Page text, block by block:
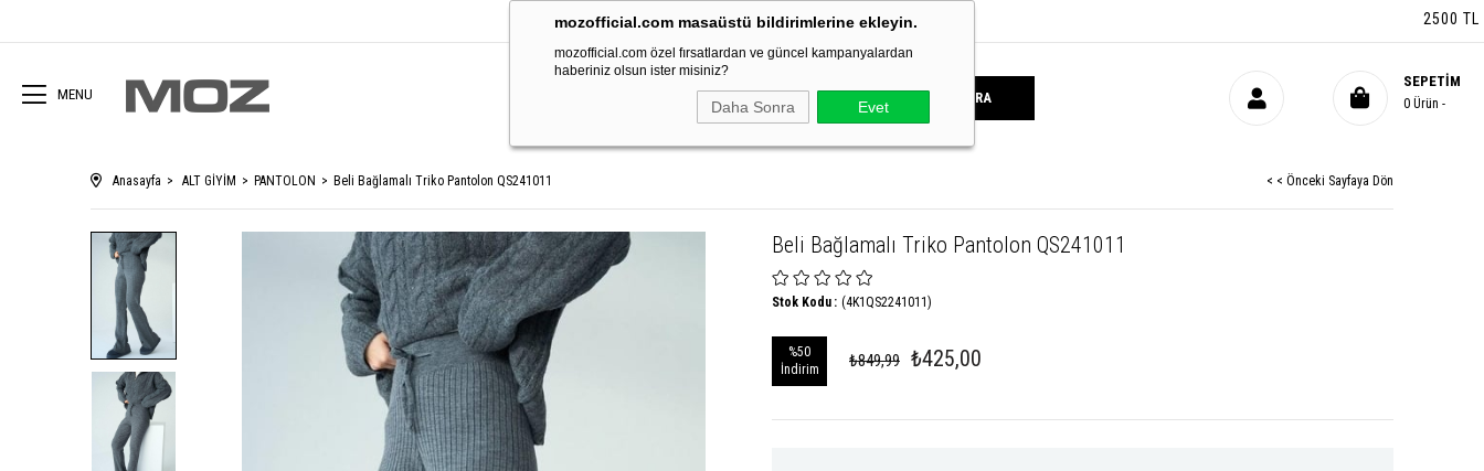
mozofficial.com masaüstü bildirimlerine ekleyin.
mozofficial.com özel fırsatlardan ve güncel kampanyalardan
haberiniz olsun ister misiniz?
Daha Sonra Evet
2500 TL
MENU
SEPETIM
0 Ürün
Anasayfa ALT GİYİM PANTOLON Beli Bağlamalı Triko Pantolon QS241011 < < Önceki Sayfaya Dön
Beli Bağlamalı Triko Pantolon QS241011
(4K1QS2241011)
Stok Kodu
%50
İndirim
₺849,99 ₺425,00